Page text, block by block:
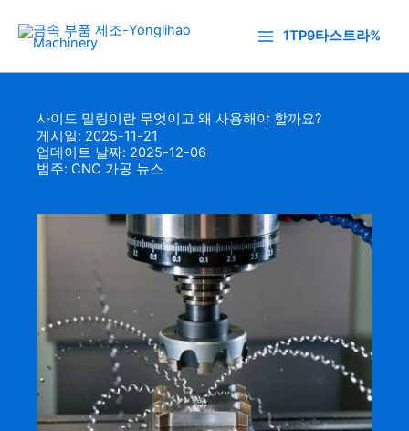
로
1TP9타스트라%
사이드 밀링이란 무엇이고 왜 사용해야 할까요?
게시일: 2025-11-21
업데이트 날짜: 2025-12-06
범주: CNC 가공 뉴스